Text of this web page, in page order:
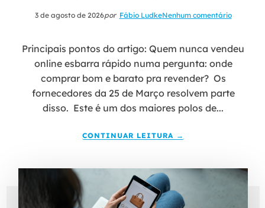
3 de agosto de 2026por Fábio LudkeNenhum comentário
Principais pontos do artigo: Quem nunca vendeu
online esbarra rápido numa pergunta: onde
comprar bom e barato pra revender? Os
fornecedores da 25 de Março resolvem parte
disso. Este é um dos maiores polos de...
CONTINUAR LEITURA →